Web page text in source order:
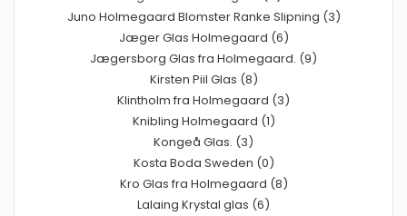
Juno Holmegaard Blomster Ranke Slipning (3)
Jæger Glas Holmegaard (6)
Jægersborg Glas fra Holmegaard. (9)
Kirsten Piil Glas (8)
Klintholm fra Holmegaard (3)
Knibling Holmegaard (1)
Kongeå Glas. (3)
Kosta Boda Sweden (0)
Kro Glas fra Holmegaard (8)
Lalaing Krystal glas (6)